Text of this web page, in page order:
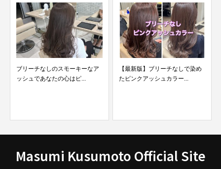
ブリーチなしのスモーキーなア
ッシュであなたの心はピ...
【最新版】ブリーチなしで染め
たピンクアッシュカラー...
Masumi Kusumoto Official Site